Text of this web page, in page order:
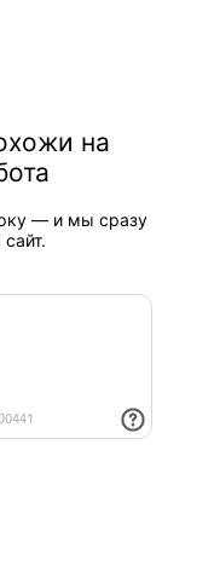
на
— и мы сразу